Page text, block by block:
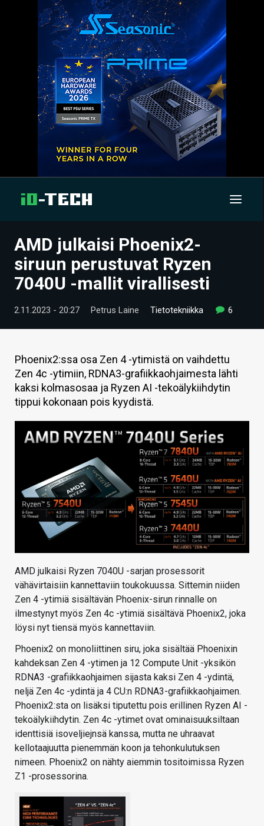
UUTISET
ARTIKKELIT
VIDEOT
TECHBBS
TIETOA
HINTA.FI
KAUPPA
VAIHDA TEEMA
HAKU
AMD julkaisi Phoenix2-
siruun perustuvat Ryzen
7040U -mallit virallisesti
2.11.2023 - 20:27 Petrus Laine Tietotekniikka 6
Phoenix2:ssa osa Zen 4 -ytimistä on vaihdettu
Zen 4c -ytimiin, RDNA3-grafiikkaohjaimesta lähti
kaksi kolmasosaa ja Ryzen AI -tekoälykiihdytin
tippui kokonaan pois kyydistä.
AMD julkaisi Ryzen 7040U -sarjan prosessorit
vähävirtaisiin kannettaviin toukokuussa. Sittemin niiden
Zen 4 -ytimiä sisältävän Phoenix-sirun rinnalle on
ilmestynyt myös Zen 4c -ytimiä sisältävä Phoenix2, joka
löysi nyt tiensä myös kannettaviin.
Phoenix2 on monoliittinen siru, joka sisältää Phoenixin
kahdeksan Zen 4 -ytimen ja 12 Compute Unit -yksikön
RDNA3 -grafiikkaohjaimen sijasta kaksi Zen 4 -ydintä,
neljä Zen 4c -ydintä ja 4 CU:n RDNA3-grafiikkaohjaimen.
Phoenix2:sta on lisäksi tiputettu pois erillinen Ryzen AI -
tekoälykiihdytin. Zen 4c -ytimet ovat ominaisuuksiltaan
identtisiä isoveljiejnsä kanssa, mutta ne uhraavat
kellotaajuutta pienemmän koon ja tehonkulutuksen
nimeen. Phoenix2 on nähty aiemmin tositoimissa Ryzen
Z1 -prosessorina.